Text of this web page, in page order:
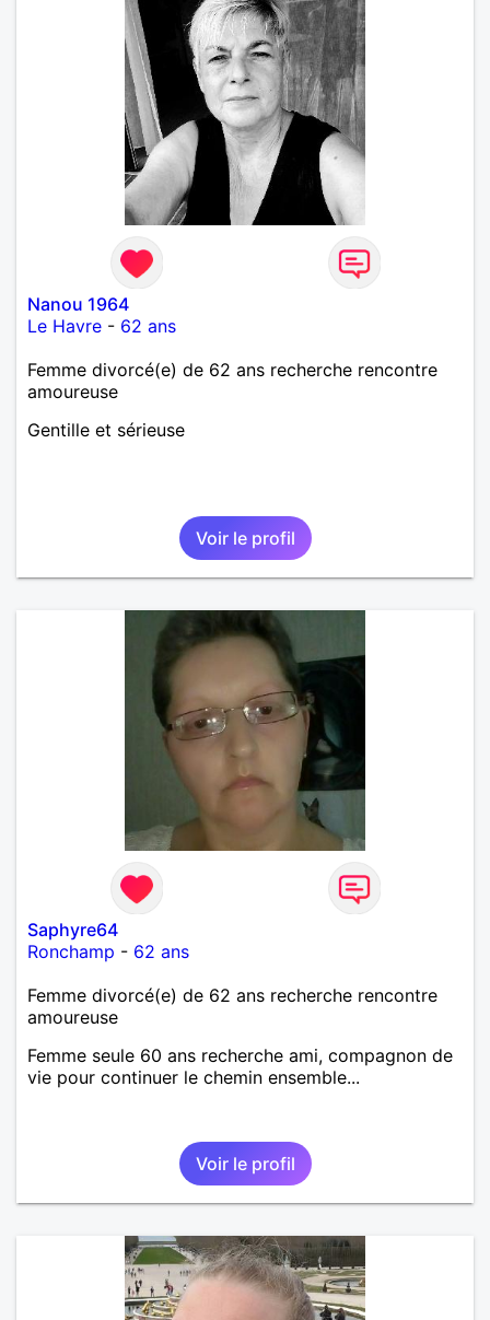
Nanou 1964
Le Havre - 62 ans
Femme divorcé(e) de 62 ans recherche rencontre
amoureuse
Gentille et sérieuse
Voir le profil
Saphyre64
Ronchamp - 62 ans
Femme divorcé(e) de 62 ans recherche rencontre
amoureuse
Femme seule 60 ans recherche ami, compagnon de
vie pour continuer le chemin ensemble...
Voir le profil